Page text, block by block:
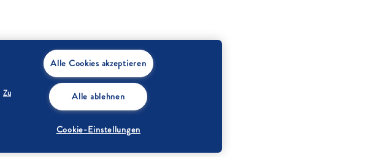
Zu
Alle Cookies akzeptieren
Alle ablehnen
Cookie-Einstellungen